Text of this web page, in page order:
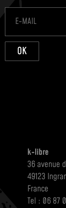
OK
k-libre
36 avenue
49123
France
Tel : 06 87